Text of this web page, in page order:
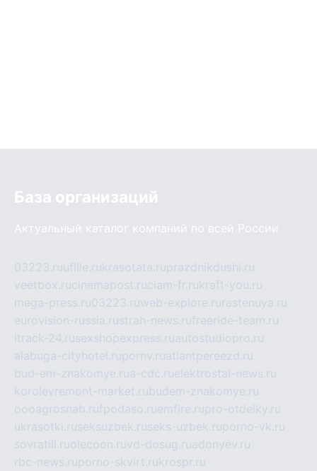
База организаций
Актуальный каталог компаний по всей России
03223.ruufille.rukrasotata.ruprazdnikdushi.ru
veetbox.rucinemapost.ruciam-fr.rukraft-you.ru
mega-press.ru03223.ruweb-explore.ru rastenuya.ru
eurovision-russia.rustrah-news.rufreeride-team.ru
itrack-24.rusexshopexpress.ruautostudiopro.ru
alabuga-cityhotel.rupornv.ruatlantpereezd.ru
bud-em-znakomye.rua-cdc.ruelektrostal-news.ru
korolevremont-market.rubudem-znakomye.ru
oooagrosnab.rufpodaso.ruemfire.rupro-otdelky.ru
ukrasotki.ruseksuzbek.ruseks-uzbek.ruporno-vk.ru
sovratili.ruolecoon.ruvd-dosug.ruadonyev.ru
rbc-news.ruporno-skvirt.rukrospr.ru